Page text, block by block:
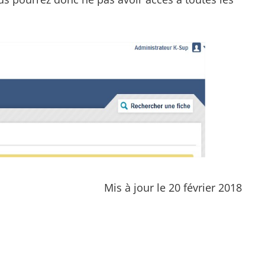
Mis à jour le 20 février 2018